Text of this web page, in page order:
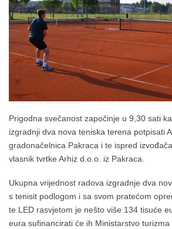
Prigodna svečanost započinje u 9,30 sati
izgradnji dva nova teniska terena potpisati
gradonačelnica Pakraca i te ispred
vlasnik tvrtke Arhiz d.o.o. iz Pakraca.
Ukupna vrijednost radova izgradnje dva
s tenisit podlogom i sa svom pratećom
te LED rasvjetom je nešto više 134 tisuće
eura sufinancirati će ih Ministarstvo turizma